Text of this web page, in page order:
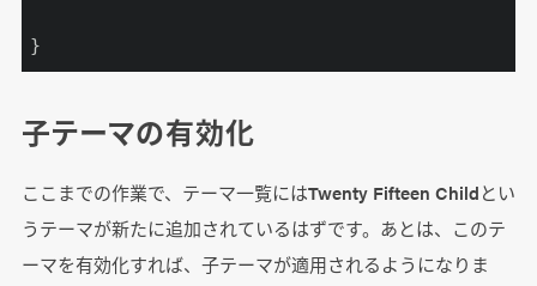
}
子テーマの有効化
ここまでの作業で、テーマ一覧にはTwenty Fifteen Childとい
うテーマが新たに追加されているはずです。あとは、このテ
ーマを有効化すれば、子テーマが適用されるようになりま